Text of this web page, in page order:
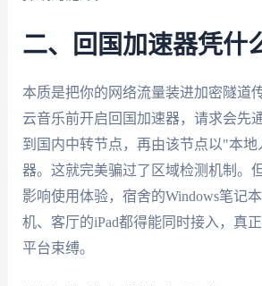
二、回国加速器凭什
本质是把你的网络流量装进加密隧道
云音乐前开启回国加速器，请求会先
到国内中转节点，再由该节点以"本
器。这就完美骗过了区域检测机制。
影响使用体验，宿舍的Windows笔记
机、客厅的iPad都得能同时接入，真
平台束缚。